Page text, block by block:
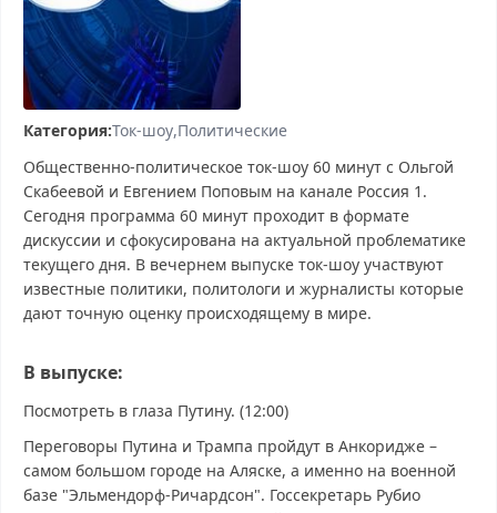
Категория:Ток-шоу Политические
Общественно-политическое ток-шоу 60 минут с Ольгой
Скабеевой и Евгением Поповым на канале Россия 1.
Сегодня программа 60 минут проходит в формате
дискуссии и сфокусирована на актуальной проблематике
текущего дня. В вечернем выпуске ток-шоу участвуют
известные политики, политологи и журналисты которые
дают точную оценку происходящему в мире.
В выпуске:
Посмотреть в глаза Путину. (12:00)
Переговоры Путина и Трампа пройдут в Анкоридже –
самом большом городе на Аляске, а именно на военной
базе "Эльмендорф-Ричардсон". Госсекретарь Рубио